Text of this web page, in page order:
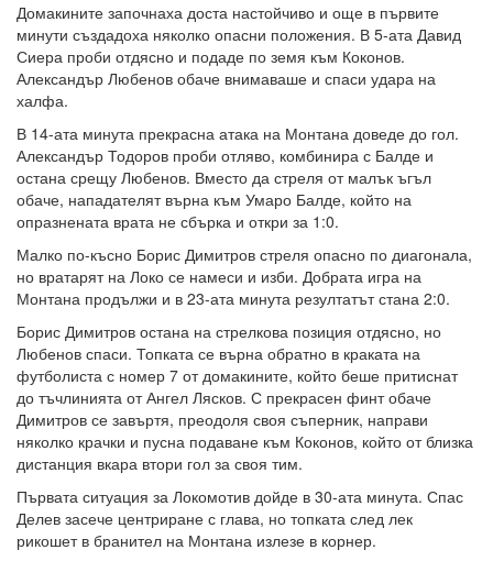
Домакините започнаха доста настойчиво и още в първите
минути създадоха няколко опасни положения. В 5-ата Давид
Сиера проби отдясно и подаде по земя към Коконов.
Александър Любенов обаче внимаваше и спаси удара на
халфа.
В 14-ата минута прекрасна атака на Монтана доведе до гол.
Александър Тодоров проби отляво, комбинира с Балде и
остана срещу Любенов. Вместо да стреля от малък ъгъл
обаче, нападателят върна към Умаро Балде, който на
опразнената врата не сбърка и откри за 1:0.
Малко по-късно Борис Димитров стреля опасно по диагонала,
но вратарят на Локо се намеси и изби. Добрата игра на
Монтана продължи и в 23-ата минута резултатът стана 2:0.
Борис Димитров остана на стрелкова позиция отдясно, но
Любенов спаси. Топката се върна обратно в краката на
футболиста с номер 7 от домакините, който беше притиснат
до тъчлинията от Ангел Лясков. С прекрасен финт обаче
Димитров се завъртя, преодоля своя съперник, направи
няколко крачки и пусна подаване към Коконов, който от близка
дистанция вкара втори гол за своя тим.
Първата ситуация за Локомотив дойде в 30-ата минута. Спас
Делев засече центриране с глава, но топката след лек
рикошет в бранител на Монтана излезе в корнер.